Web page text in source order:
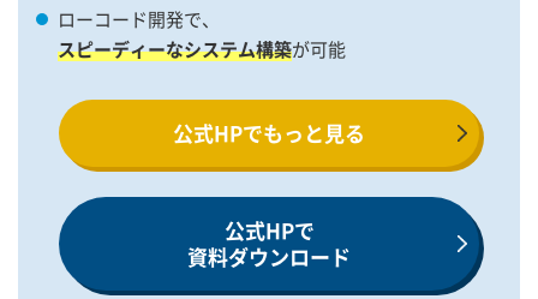
ローコード開発で、
スピーディーなシステム構築が可能
公式HPでもっと見る
公式HPで
資料ダウンロード